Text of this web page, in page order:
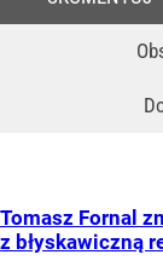
Tomasz Fornal
z błyskawiczną